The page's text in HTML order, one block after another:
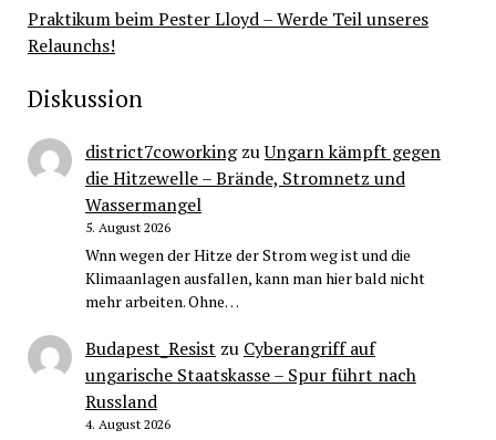
Praktikum beim Pester Lloyd – Werde Teil unseres
Relaunchs!
Diskussion
district7coworkingzuUngarn kämpft gegen
die Hitzewelle – Brände, Stromnetz und
Wassermangel
5. August 2026
Wnn wegen der Hitze der Strom weg ist und die
Klimaanlagen ausfallen, kann man hier bald nicht
mehr arbeiten. Ohne…
Budapest_Resist zu Cyberangriff auf
ungarische Staatskasse – Spur führt nach
Russland
4. August 2026